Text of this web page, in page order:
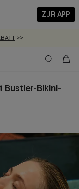
ZUR APP
ARTIKEL >>
>>
ERHALTEN
€
Bustier-Bikini-